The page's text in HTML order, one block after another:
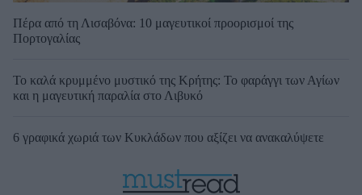
Πέρα από τη Λισαβόνα: 10 μαγευτικοί προορισμοί της
Πορτογαλίας
Το καλά κρυμμένο μυστικό της Κρήτης: Το φαράγγι των Αγίων
και η μαγευτική παραλία στο Λιβυκό
6 γραφικά χωριά των Κυκλάδων που αξίζει να ανακαλύψετε